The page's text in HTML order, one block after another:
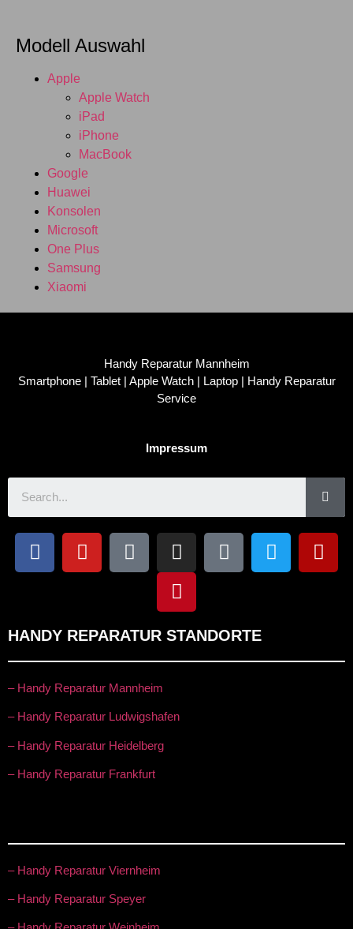
Modell Auswahl
Apple
Apple Watch
iPad
iPhone
MacBook
Google
Huawei
Konsolen
Microsoft
One Plus
Samsung
Xiaomi
Handy Reparatur Mannheim
Smartphone | Tablet | Apple Watch | Laptop | Handy Reparatur
Service
Impressum
HANDY REPARATUR STANDORTE
– Handy Reparatur Mannheim
– Handy Reparatur Ludwigshafen
– Handy Reparatur Heidelberg
– Handy Reparatur Frankfurt
– Handy Reparatur Viernheim
– Handy Reparatur Speyer